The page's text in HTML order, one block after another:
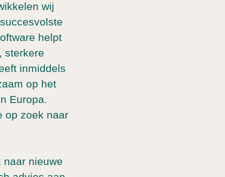
wij
helpt
sterkere
inmiddels
op het
Europa.
op zoek naar
naar nieuwe